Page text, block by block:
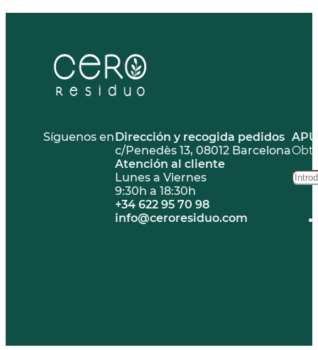
Síguenos en Dirección y recogida pedidos
c/Penedès 13, 08012 Barcelona
Atención al cliente
Lunes a Viernes
9:30h a 18:30h
+34 622 95 70 98
info@ceroresiduo.com